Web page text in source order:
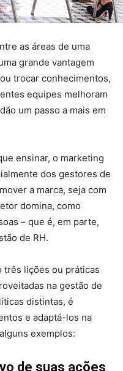
as áreas de uma
grande vantagem
trocar conhecimentos,
equipes melhoram
um passo a mais em
ensinar, o marketing
dos gestores de
a marca, seja com
domina, como
– que é, em parte,
de RH.
três lições ou práticas
na gestão de
distintas, é
e adaptá-los na
exemplos:
de suas ações